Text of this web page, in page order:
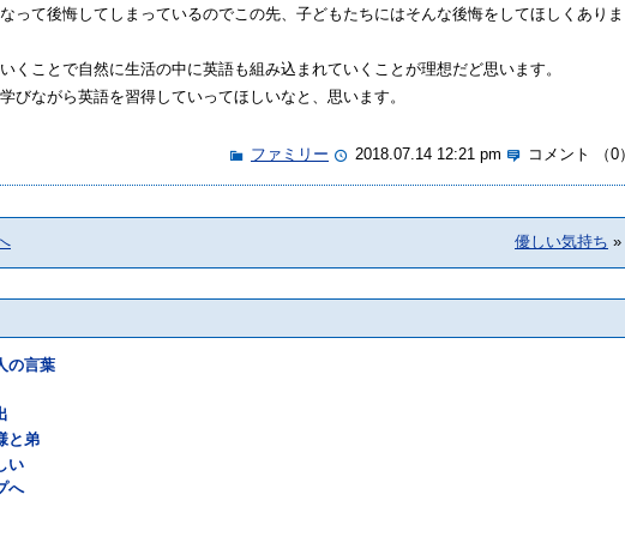
って後悔してしまっているのでこの先、子どもたちにはそんな後悔をしてほしくありま
くことで自然に生活の中に英語も組み込まれていくことが理想だど思います。
びながら英語を習得していってほしいなと、思います。
ファミリー 2018.07.14 12:21 pm コメント （0
優しい気持ち »
の言葉
と弟
い
へ